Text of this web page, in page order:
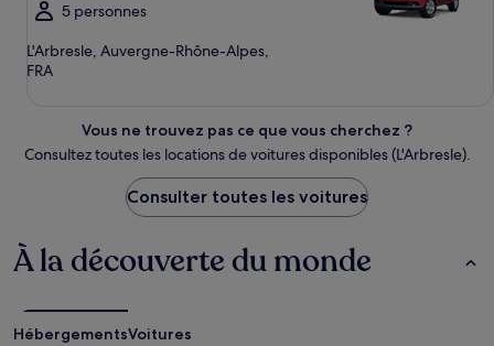
5 personnes
L'Arbresle, Auvergne-Rhône-Alpes,
FRA
Vous ne trouvez pas ce que vous cherchez ?
Consultez toutes les locations de voitures disponibles (L'Arbresle).
Consulter toutes les voitures
À la découverte du monde
HébergementsVoitures